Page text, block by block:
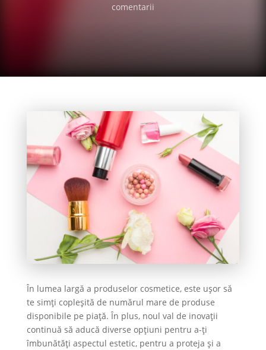
comentarii
În lumea largă a produselor cosmetice, este ușor să
te simți copleșită de numărul mare de produse
disponibile pe piață. În plus, noul val de inovații
continuă să aducă diverse opțiuni pentru a-ți
îmbunătăți aspectul estetic, pentru a proteja și a